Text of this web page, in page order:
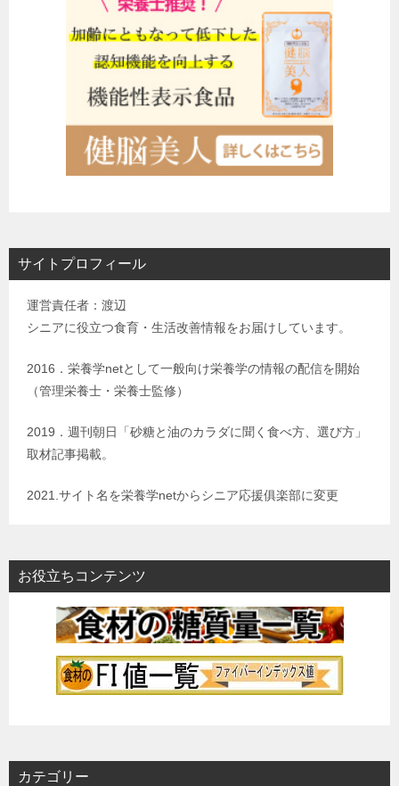
サイトプロフィール
運営責任者：渡辺
シニアに役立つ食育・生活改善情報をお届けしています。
2016．栄養学netとして一般向け栄養学の情報の配信を開始
（管理栄養士・栄養士監修）
2019．週刊朝日「砂糖と油のカラダに聞く食べ方、選び方」
取材記事掲載。
2021.サイト名を栄養学netからシニア応援俱楽部に変更
お役立ちコンテンツ
カテゴリー